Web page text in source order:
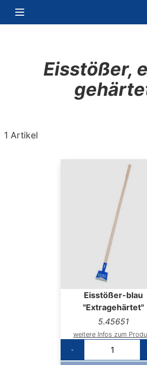
Navigation umschalten
Eisstößer,
1 Artikel
Eisstößer-blau
"Extragehärtet"
5.45651
weitere Infos zum
-